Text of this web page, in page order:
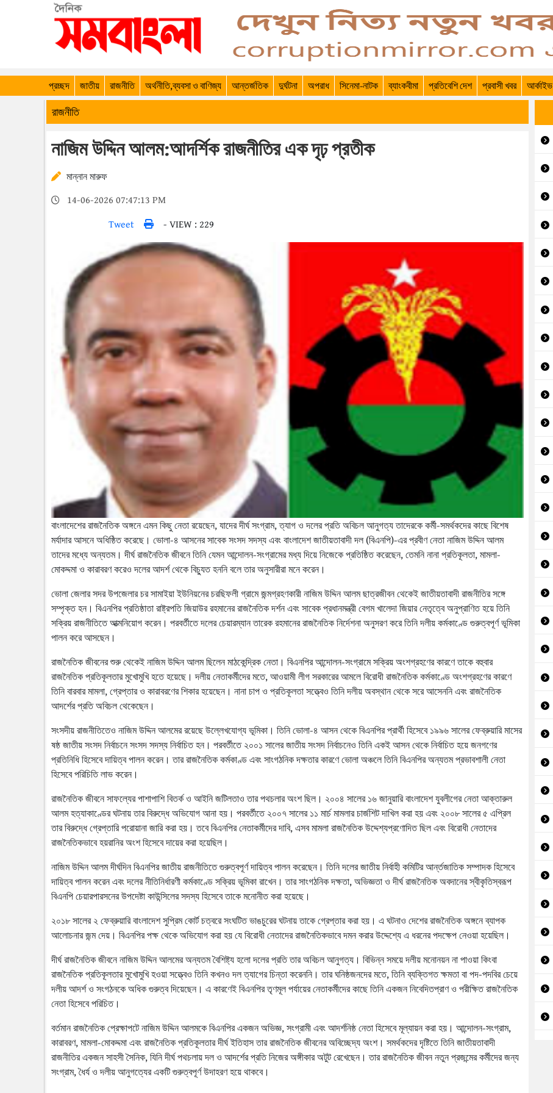
প্রচ্ছদ জাতীয় রাজনীতি অর্থনীতি,ব্যবসা ও বাণিজ্য আন্তর্জতিক দুর্ঘটনা অপরাধ সিনেমা-নাটক ব্যাংকবীমা প্রতিবেশি দেশ প্রবাসী খবর আর্কাইভ
রাজনীতি
নাজিম উদ্দিন আলম:আদর্শিক রাজনীতির এক দৃঢ় প্রতীক
মান্নান মারুফ
14-06-2026 07:47:13 PM
Tweet
- VIEW : 229
বাংলাদেশের রাজনৈতিক অঙ্গনে এমন কিছু নেতা রয়েছেন, যাদের দীর্ঘ সংগ্রাম, ত্যাগ ও দলের প্রতি অবিচল আনুগত্য তাদেরকে কর্মী-সমর্থকদের কাছে বিশেষ
মর্যাদার আসনে অধিষ্ঠিত করেছে। ভোলা-৪ আসনের সাবেক সংসদ সদস্য এবং বাংলাদেশ জাতীয়তাবাদী দল (বিএনপি)-এর প্রবীণ নেতা নাজিম উদ্দিন আলম
তাদের মধ্যে অন্যতম। দীর্ঘ রাজনৈতিক জীবনে তিনি যেমন আন্দোলন-সংগ্রামের মধ্য দিয়ে নিজেকে প্রতিষ্ঠিত করেছেন, তেমনি নানা প্রতিকূলতা, মামলা-
মোকদ্দমা ও কারাবরণ করেও দলের আদর্শ থেকে বিচ্যুত হননি বলে তার অনুসারীরা মনে করেন।
ভোলা জেলার সদর উপজেলার চর সামাইয়া ইউনিয়নের চরছিফলী গ্রামে জন্মগ্রহণকারী নাজিম উদ্দিন আলম ছাত্রজীবন থেকেই জাতীয়তাবাদী রাজনীতির সঙ্গে
সম্পৃক্ত হন। বিএনপির প্রতিষ্ঠাতা রাষ্ট্রপতি জিয়াউর রহমানের রাজনৈতিক দর্শন এবং সাবেক প্রধানমন্ত্রী বেগম খালেদা জিয়ার নেতৃত্বে অনুপ্রাণিত হয়ে তিনি
সক্রিয় রাজনীতিতে আত্মনিয়োগ করেন। পরবর্তীতে দলের চেয়ারম্যান তারেক রহমানের রাজনৈতিক নির্দেশনা অনুসরণ করে তিনি দলীয় কর্মকাণ্ডে গুরুত্বপূর্ণ ভূমিকা
পালন করে আসছেন।
রাজনৈতিক জীবনের শুরু থেকেই নাজিম উদ্দিন আলম ছিলেন মাঠকেন্দ্রিক নেতা। বিএনপির আন্দোলন-সংগ্রামে সক্রিয় অংশগ্রহণের কারণে তাকে বহুবার
রাজনৈতিক প্রতিকূলতার মুখোমুখি হতে হয়েছে। দলীয় নেতাকর্মীদের মতে, আওয়ামী লীগ সরকারের আমলে বিরোধী রাজনৈতিক কর্মকাণ্ডে অংশগ্রহণের কারণে
তিনি বারবার মামলা, গ্রেপ্তার ও কারাবরণের শিকার হয়েছেন। নানা চাপ ও প্রতিকূলতা সত্ত্বেও তিনি দলীয় অবস্থান থেকে সরে আসেননি এবং রাজনৈতিক
আদর্শের প্রতি অবিচল থেকেছেন।
সংসদীয় রাজনীতিতেও নাজিম উদ্দিন আলমের রয়েছে উল্লেখযোগ্য ভূমিকা। তিনি ভোলা-৪ আসন থেকে বিএনপির প্রার্থী হিসেবে ১৯৯৬ সালের ফেব্রুয়ারি মাসের
ষষ্ঠ জাতীয় সংসদ নির্বাচনে সংসদ সদস্য নির্বাচিত হন। পরবর্তীতে ২০০১ সালের জাতীয় সংসদ নির্বাচনেও তিনি একই আসন থেকে নির্বাচিত হয়ে জনগণের
প্রতিনিধি হিসেবে দায়িত্ব পালন করেন। তার রাজনৈতিক কর্মকাণ্ড এবং সাংগঠনিক দক্ষতার কারণে ভোলা অঞ্চলে তিনি বিএনপির অন্যতম প্রভাবশালী নেতা
হিসেবে পরিচিতি লাভ করেন।
রাজনৈতিক জীবনে সাফল্যের পাশাপাশি বিতর্ক ও আইনি জটিলতাও তার পথচলার অংশ ছিল। ২০০৪ সালের ১৬ জানুয়ারি বাংলাদেশ যুবলীগের নেতা আক্তারুল
আলম হত্যাকাণ্ডের ঘটনায় তার বিরুদ্ধে অভিযোগ আনা হয়। পরবর্তীতে ২০০৭ সালের ১১ মার্চ মামলার চার্জশিট দাখিল করা হয় এবং ২০০৮ সালের ৫ এপ্রিল
তার বিরুদ্ধে গ্রেপ্তারি পরোয়ানা জারি করা হয়। তবে বিএনপির নেতাকর্মীদের দাবি, এসব মামলা রাজনৈতিক উদ্দেশ্যপ্রণোদিত ছিল এবং বিরোধী নেতাদের
রাজনৈতিকভাবে হয়রানির অংশ হিসেবে দায়ের করা হয়েছিল।
নাজিম উদ্দিন আলম দীর্ঘদিন বিএনপির জাতীয় রাজনীতিতে গুরুত্বপূর্ণ দায়িত্ব পালন করেছেন। তিনি দলের জাতীয় নির্বাহী কমিটির আর্ন্তজাতিক সম্পাদক হিসেবে
দায়িত্ব পালন করেন এবং দলের নীতিনির্ধারণী কর্মকাণ্ডে সক্রিয় ভূমিকা রাখেন। তার সাংগঠনিক দক্ষতা, অভিজ্ঞতা ও দীর্ঘ রাজনৈতিক অবদানের স্বীকৃতিস্বরূপ
বিএনপি চেয়ারপারসনের উপদেষ্টা কাউন্সিলের সদস্য হিসেবে তাকে মনোনীত করা হয়েছে।
২০১৮ সালের ২ ফেব্রুয়ারি বাংলাদেশ সুপ্রিম কোর্ট চত্বরে সংঘটিত ভাঙচুরের ঘটনায় তাকে গ্রেপ্তার করা হয়। এ ঘটনাও দেশের রাজনৈতিক অঙ্গনে ব্যাপক
আলোচনার জন্ম দেয়। বিএনপির পক্ষ থেকে অভিযোগ করা হয় যে বিরোধী নেতাদের রাজনৈতিকভাবে দমন করার উদ্দেশ্যে এ ধরনের পদক্ষেপ নেওয়া হয়েছিল।
দীর্ঘ রাজনৈতিক জীবনে নাজিম উদ্দিন আলমের অন্যতম বৈশিষ্ট্য হলো দলের প্রতি তার অবিচল আনুগত্য। বিভিন্ন সময়ে দলীয় মনোনয়ন না পাওয়া কিংবা
রাজনৈতিক প্রতিকূলতার মুখোমুখি হওয়া সত্ত্বেও তিনি কখনও দল ত্যাগের চিন্তা করেননি। তার ঘনিষ্ঠজনদের মতে, তিনি ব্যক্তিগত ক্ষমতা বা পদ-পদবির চেয়ে
দলীয় আদর্শ ও সংগঠনকে অধিক গুরুত্ব দিয়েছেন। এ কারণেই বিএনপির তৃণমূল পর্যায়ের নেতাকর্মীদের কাছে তিনি একজন নিবেদিতপ্রাণ ও পরীক্ষিত রাজনৈতিক
নেতা হিসেবে পরিচিত।
বর্তমান রাজনৈতিক প্রেক্ষাপটে নাজিম উদ্দিন আলমকে বিএনপির একজন অভিজ্ঞ, সংগ্রামী এবং আদর্শনিষ্ঠ নেতা হিসেবে মূল্যায়ন করা হয়। আন্দোলন-সংগ্রাম,
কারাবরণ, মামলা-মোকদ্দমা এবং রাজনৈতিক প্রতিকূলতার দীর্ঘ ইতিহাস তার রাজনৈতিক জীবনের অবিচ্ছেদ্য অংশ। সমর্থকদের দৃষ্টিতে তিনি জাতীয়তাবাদী
রাজনীতির একজন সাহসী সৈনিক, যিনি দীর্ঘ পথচলায় দল ও আদর্শের প্রতি নিজের অঙ্গীকার অটুট রেখেছেন। তার রাজনৈতিক জীবন নতুন প্রজন্মের কর্মীদের জন্য
সংগ্রাম, ধৈর্য ও দলীয় আনুগত্যের একটি গুরুত্বপূর্ণ উদাহরণ হয়ে থাকবে।